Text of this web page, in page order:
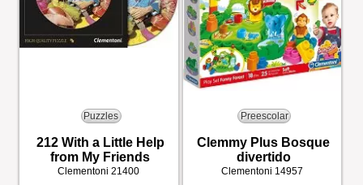
Puzzles
212 With a Little Help
from My Friends
Clementoni21400
Preescolar
Clemmy Plus Bosque
divertido
Clementoni 14957